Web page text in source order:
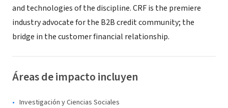
and technologies of the discipline. CRF is the premiere
industry advocate for the B2B credit community; the
bridge in the customer financial relationship.
Áreas de impacto incluyen
Investigación y Ciencias Sociales